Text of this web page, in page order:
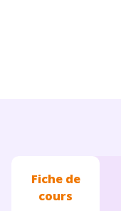
Fiche de
cours